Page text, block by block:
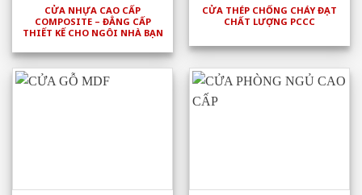
CỬA NHỰA CAO CẤP
COMPOSITE – ĐẲNG CẤP
THIẾT KẾ CHO NGÔI NHÀ BẠN
CỬA THÉP CHỐNG CHÁY ĐẠT
CHẤT LƯỢNG PCCC